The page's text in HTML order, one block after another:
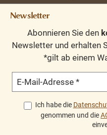
Newsletter
Abonnieren Sie den
Newsletter und erhalten
*gilt ab einem
E-Mail-Adresse *
Ich habe die
genommen und die